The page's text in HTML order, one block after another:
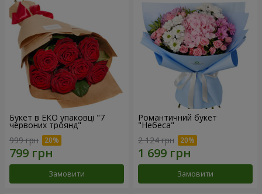
Букет в ЕКО упаковці "7
червоних троянд"
999 грн
Замовити
Романтичний букет
"Небеса"
2 124 грн
Замовити